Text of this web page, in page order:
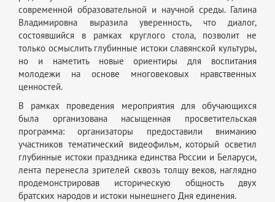
современной образовательной и научной среды. Галина
Владимировна выразила уверенность, что диалог,
состоявшийся в рамках круглого стола, позволит не
только осмыслить глубинные истоки славянской культуры,
но и наметить новые ориентиры для воспитания
молодежи на основе многовековых нравственных
ценностей.
В рамках проведения мероприятия для обучающихся
была организована насыщенная просветительская
программа: организаторы предоставили вниманию
участников тематический видеофильм, который осветил
глубинные истоки праздника единства России и Беларуси,
лента перенесла зрителей сквозь толщу веков, наглядно
продемонстрировав историческую общность двух
братских народов и истоки нынешнего Дня единения.